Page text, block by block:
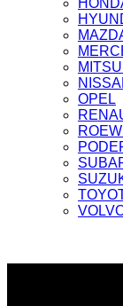
OPEL